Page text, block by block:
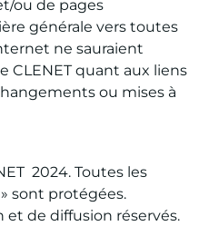
ou de pages
générale vers toutes
ne sauraient
CLENET quant aux liens
ou mises à
2024. Toutes les
sont protégées.
de diffusion réservés.